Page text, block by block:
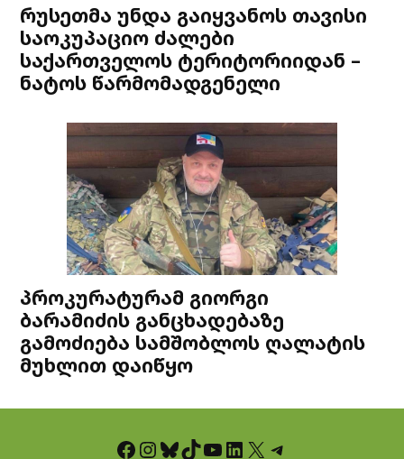
რუსეთმა უნდა გაიყვანოს თავისი
საოკუპაციო ძალები
საქართველოს ტერიტორიიდან –
ნატოს წარმომადგენელი
პროკურატურამ გიორგი
ბარამიძის განცხადებაზე
გამოძიება სამშობლოს ღალატის
მუხლით დაიწყო
Facebook InstagramBluesky TikTok YouTube LinkedIn X Telegram